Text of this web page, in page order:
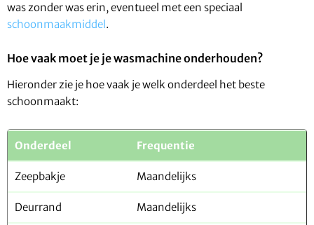
was zonder was erin, eventueel met een speciaal
schoonmaakmiddel .
Hoe vaak moet je je wasmachine onderhouden?
Hieronder zie je hoe vaak je welk onderdeel het beste
schoonmaakt:
Onderdeel Frequentie
Zeepbakje Maandelijks
Deurrand Maandelijks